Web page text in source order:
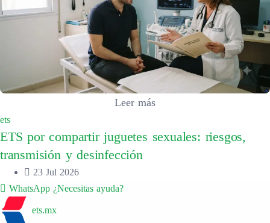
Leer más
ets
ETS por compartir juguetes sexuales: riesgos,
transmisión y desinfección
23 Jul 2026
WhatsApp ¿Necesitas ayuda?
ets.mx